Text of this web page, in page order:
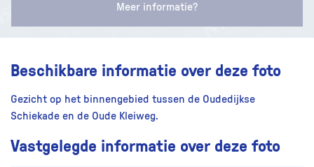
Meer informatie?
Beschikbare informatie over deze foto
Gezicht op het binnengebied tussen de Oudedijkse
Schiekade en de Oude Kleiweg.
Vastgelegde informatie over deze foto